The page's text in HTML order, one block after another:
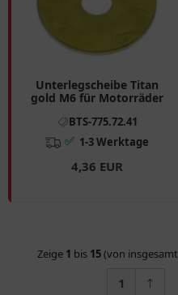
Unterlegscheibe Titan
gold M6 für Motorräder
BTS-775.72.41
✅ 1-3 Werktage
4,36 EUR
Zeige 1 bis 15(von insgesamt
1